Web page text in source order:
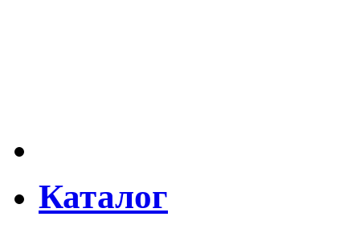
Каталог